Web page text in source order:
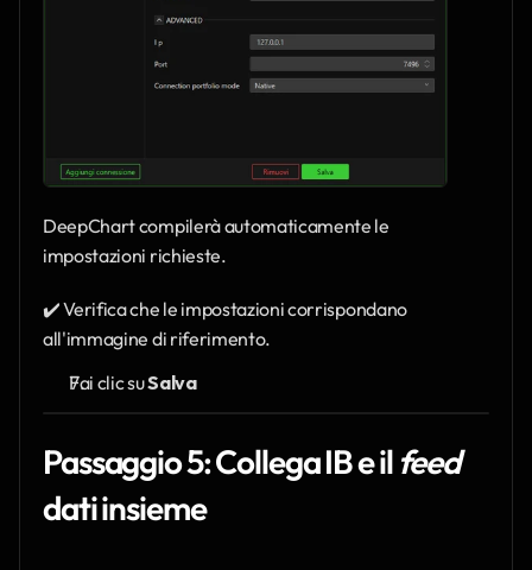
DeepChart compilerà automaticamente le
impostazioni richieste.
✔️ Verifica che le impostazioni corrispondano
all'immagine di riferimento.
Fai clic su Salva
Passaggio 5: Collega IB e il feed
dati insieme